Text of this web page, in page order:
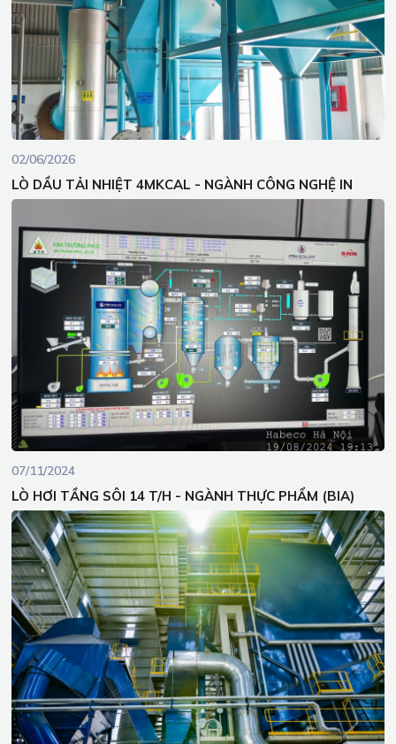
02/06/2026
LÒ DẦU TẢI NHIỆT 4MKCAL - NGÀNH CÔNG NGHỆ IN
07/11/2024
LÒ HƠI TẦNG SÔI 14 T/H - NGÀNH THỰC PHẨM (BIA)